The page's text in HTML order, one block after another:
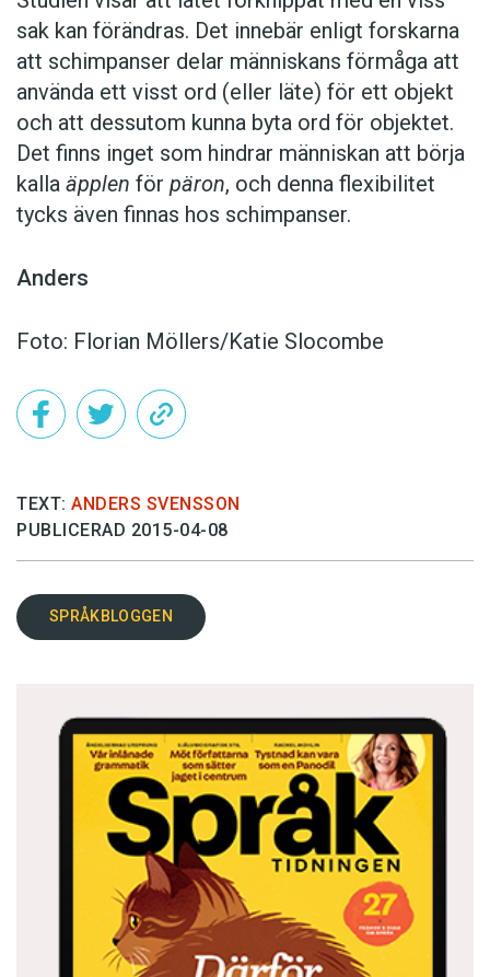
sak kan förändras. Det innebär enligt forskarna
att schimpanser delar människans förmåga att
använda ett visst ord (eller läte) för ett objekt
och att dessutom kunna byta ord för objektet.
Det finns inget som hindrar människan att börja
kalla äpplen för päron, och denna flexibilitet
tycks även finnas hos schimpanser.
Anders
Foto: Florian Möllers/Katie Slocombe
TEXT: ANDERS SVENSSON
PUBLICERAD 2015-04-08
SPRÅKBLOGGEN